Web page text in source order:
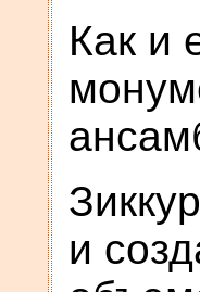
Как и
и